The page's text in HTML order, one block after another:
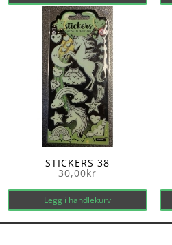
STICKERS 38
30,00kr
Legg i handlekurv